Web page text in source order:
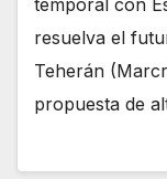
temporal con
resuelva el
Teherán
propuesta de